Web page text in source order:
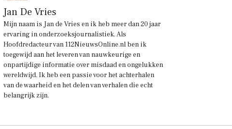
Jan De Vries
Mijn naam is Jan de Vries en ik heb meer dan 20 jaar
ervaring in onderzoeksjournalistiek. Als
Hoofdredacteur van 112NieuwsOnline.nl ben ik
toegewijd aan het leveren van nauwkeurige en
onpartijdige informatie over misdaad en ongelukken
wereldwijd. Ik heb een passie voor het achterhalen
van de waarheid en het delen van verhalen die echt
belangrijk zijn.